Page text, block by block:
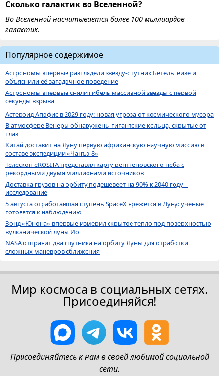
Сколько галактик во Вселенной?
Во Вселенной насчитывается более 100 миллиардов
галактик.
Популярное содержимое
Астрономы впервые разглядели звезду-спутник Бетельгейзе и
объяснили её загадочное поведение
Астрономы впервые сняли гибель массивной звезды с первой
секунды взрыва
Астероид Апофис в 2029 году: новая угроза от космического мусора
В атмосфере Венеры обнаружены гигантские кольца, скрытые от
глаз
Китай доставит на Луну первую африканскую научную миссию в
составе экспедиции «Чанъэ-8»
Телескоп eROSITA представил карту рентгеновского неба с
рекордными двумя миллионами источников
Доставка грузов на орбиту подешевеет на 90% к 2040 году –
исследование
5 августа отработавшая ступень SpaceX врежется в Луну: учёные
готовятся к наблюдению
Зонд «Юнона» впервые измерил скрытое тепло под поверхностью
вулканической луны Ио
NASA отправит два спутника на орбиту Луны для отработки
сложных маневров сближения
Мир космоса в социальных сетях.
Присоединяйся!
Присоединяйтесь к нам в своей любимой социальной
сети.